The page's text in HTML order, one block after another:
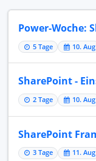
Power-Woche:
5 Tage 10. Aug
SharePoint -
2 Tage 10. Aug
SharePoint
3 Tage 11. Aug